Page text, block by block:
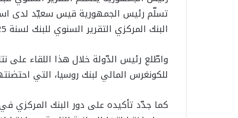
البنك المركزي التقرير السنوي للبنك لسنة 2025.
واطّلع رئيس الدّولة خلال هذا اللقاء
للكونغرس المالي لبنك روسيا، التي
كما جدّد تأكيده على دور البنك المركزي